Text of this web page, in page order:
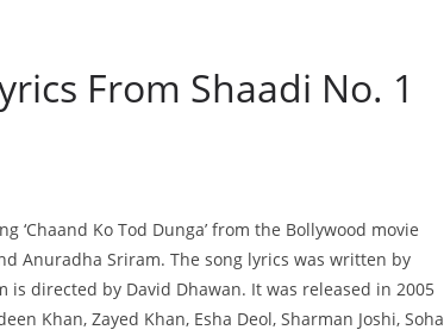
From Shaadi No. 1
‘Chaand Ko Tod Dunga’ from the Bollywood movie
Anuradha Sriram. The song lyrics was written by
directed by David Dhawan. It was released in 2005
Khan, Zayed Khan, Esha Deol, Sharman Joshi, Soha